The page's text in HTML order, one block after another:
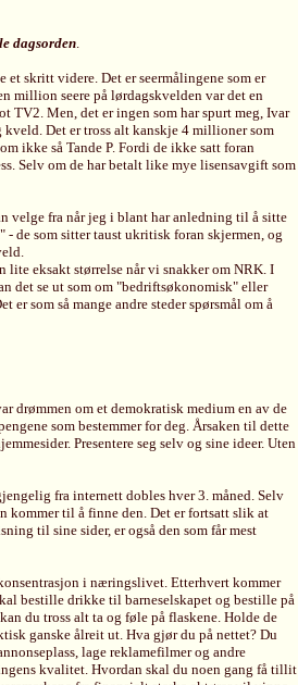
dagsorden.
skritt videre. Det er seermålingene som er
million seere på lørdagskvelden var det en
TV2. Men, det er ingen som har spurt meg, Ivar
Det er tross alt kanskje 4 millioner som
ikke så Tande P. Fordi de ikke satt foran
Selv om de har betalt like mye lisensavgift som
velge fra når jeg i blant har anledning til å sitte
de som sitter taust ukritisk foran skjermen, og
eksakt størrelse når vi snakker om NRK. I
det se ut som om "bedriftsøkonomisk" eller
som så mange andre steder spørsmål om å
drømmen om et demokratisk medium en av de
som bestemmer for deg. Årsaken til dette
Presentere seg selv og sine ideer. Uten
fra internett dobles hver 3. måned. Selv
kommer til å finne den. Det er fortsatt slik at
til sine sider, er også den som får mest
i næringslivet. Etterhvert kommer
bestille drikke til barneselskapet og bestille på
du tross alt ta og føle på flaskene. Holde de
ganske ålreit ut. Hva gjør du på nettet? Du
lage reklamefilmer og andre
kvalitet. Hvordan skal du noen gang få tillit